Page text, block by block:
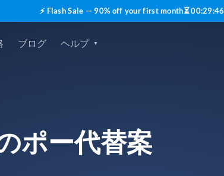
⚡ Flash Sale — 90% off your first month⏳00:29:45
ブログ ヘルプ
ポー代替案